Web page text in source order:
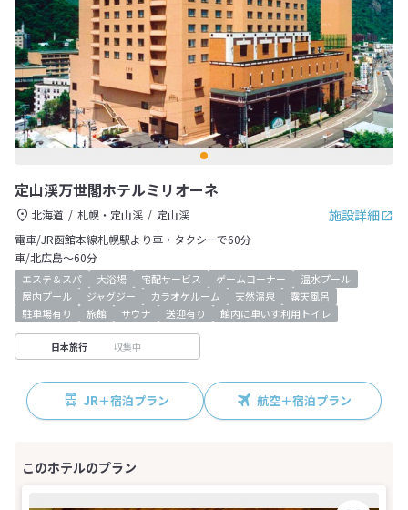
定山渓万世閣ホテルミリオーネ
施設詳細
北海道 札幌・定山渓
定山渓
電車/JR函館本線札幌駅より車・タクシーで60分
車/北広島～60分
エステ＆スパ 大浴場 宅配サービス ゲームコーナー
温水プール
屋内プール
ジャグジー カラオケルーム 天然温泉
露天風呂
駐車場有り
旅館 サウナ 送迎有り 館内に車いす利用トイレ
日本旅行 収集中
JR＋宿泊プラン 航空＋宿泊プラン